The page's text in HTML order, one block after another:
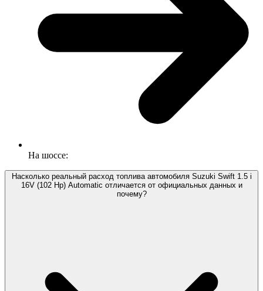
На шоссе:
Насколько реальный расход топлива автомобиля Suzuki Swift 1.5 i
16V (102 Hp) Automatic отличается от официальных данных и
почему?